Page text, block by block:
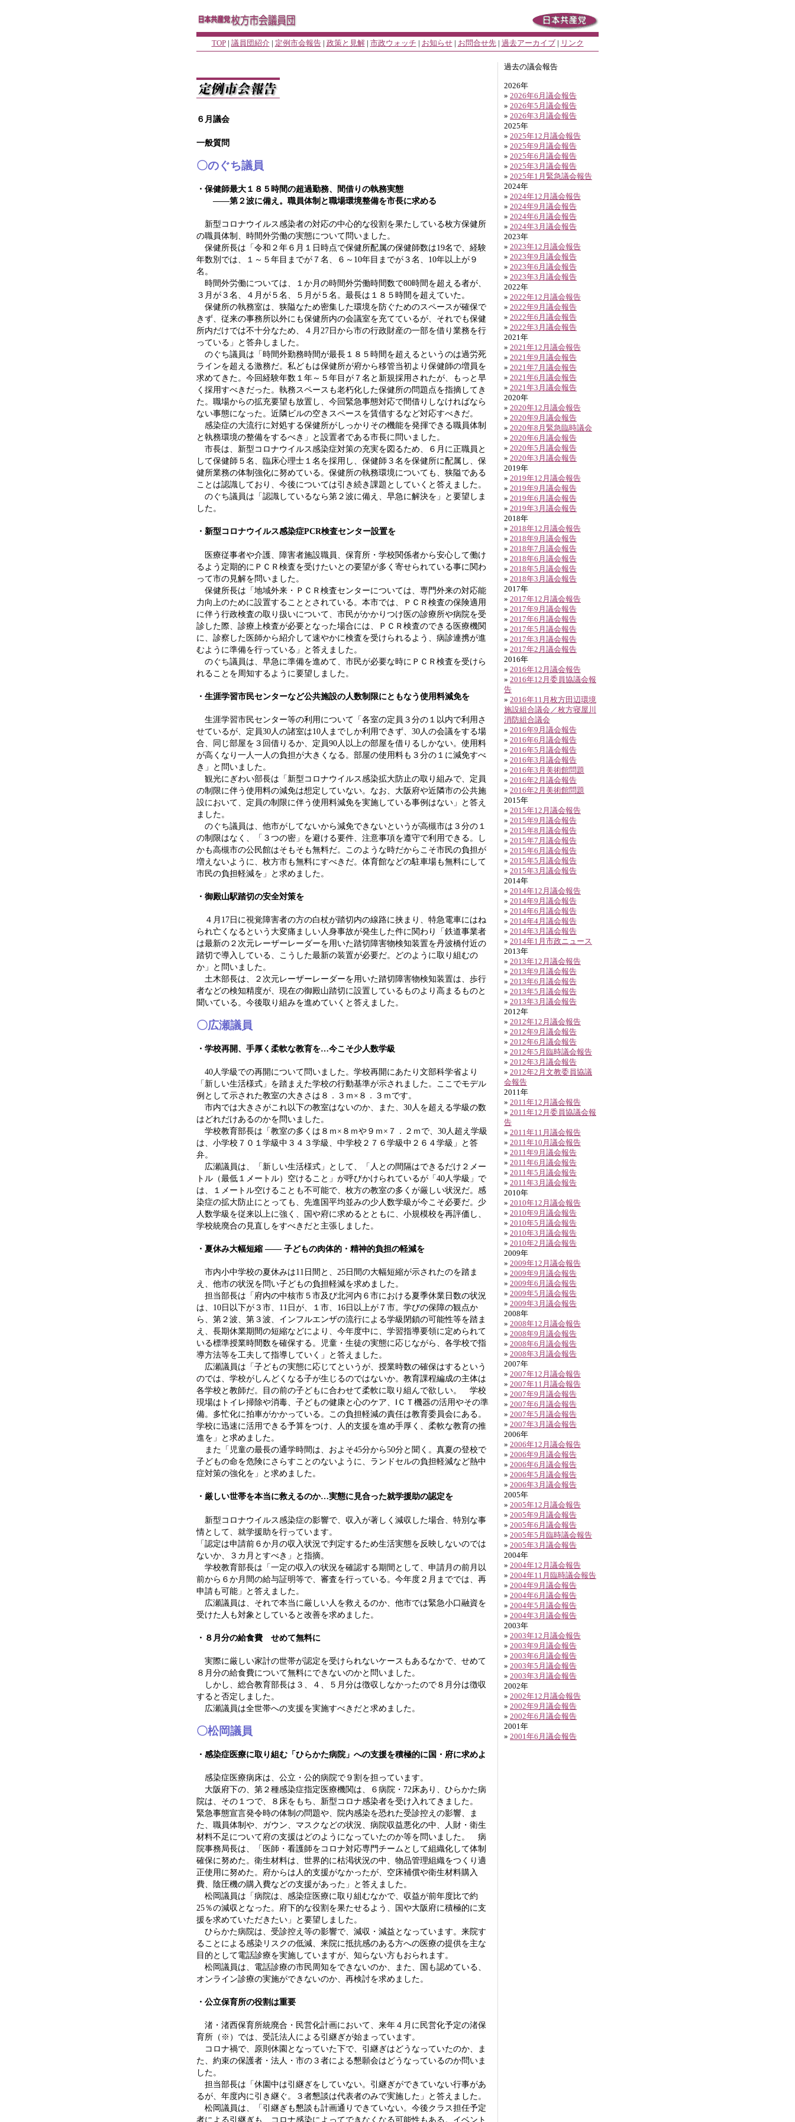
TOP| 議員団紹介| 定例市会報告| 政策と見解| 市政ウォッチ | お知らせ| お問合せ先| 過去アーカイブ| リンク
６月議会
一般質問
〇のぐち議員
・保健師最大１８５時間の超過勤務、間借りの執務実態
――第２波に備え。職員体制と職場環境整備を市長に求める
新型コロナウイルス感染者の対応の中心的な役割を果たしている枚方保健所
の職員体制、時間外労働の実態について問いました。
保健所長は「令和２年６月１日時点で保健所配属の保健師数は19名で、経験
年数別では、１～５年目までが７名、６～10年目までが３名、10年以上が９
名。
時間外労働については、１か月の時間外労働時間数で80時間を超える者が、
３月が３名、４月が５名、５月が５名。最長は１８５時間を超えていた。
保健所の執務室は、狭隘なため密集した環境を防ぐためのスペースが確保で
きず、従来の事務所以外にも保健所内の会議室を充てているが、それでも保健
所内だけでは不十分なため、４月27日から市の行政財産の一部を借り業務を行
っている」と答弁しました。
のぐち議員は「時間外勤務時間が最長１８５時間を超えるというのは過労死
ラインを超える激務だ。私どもは保健所が府から移管当初より保健師の増員を
求めてきた。今回経験年数１年～５年目が７名と新規採用されたが、もっと早
く採用すべきだった。執務スペースも老朽化した保健所の問題点を指摘してき
た。職場からの拡充要望も放置し、今回緊急事態対応で間借りしなければなら
ない事態になった。近隣ビルの空きスペースを賃借するなど対応すべきだ。
感染症の大流行に対処する保健所がしっかりその機能を発揮できる職員体制
と執務環境の整備をするべき」と設置者である市長に問いました。
市長は、新型コロナウイルス感染症対策の充実を図るため、６月に正職員と
して保健師５名、臨床心理士１名を採用し、保健師３名を保健所に配属し、保
健所業務の体制強化に努めている。保健所の執務環境についても、狭隘である
ことは認識しており、今後については引き続き課題としていくと答えました。
のぐち議員は「認識しているなら第２波に備え、早急に解決を」と要望しま
した。
・新型コロナウイルス感染症PCR検査センター設置を
医療従事者や介護、障害者施設職員、保育所・学校関係者から安心して働け
るよう定期的にＰＣＲ検査を受けたいとの要望が多く寄せられている事に関わ
って市の見解を問いました。
保健所長は「地域外来・ＰＣＲ検査センターについては、専門外来の対応能
力向上のために設置することとされている。本市では、ＰＣＲ検査の保険適用
に伴う行政検査の取り扱いについて、市民がかかりつけ医の診療所や病院を受
診した際、診療上検査が必要となった場合には、ＰＣＲ検査のできる医療機関
に、診察した医師から紹介して速やかに検査を受けられるよう、病診連携が進
むように準備を行っている」と答えました。
のぐち議員は、早急に準備を進めて、市民が必要な時にＰＣＲ検査を受けら
れることを周知するように要望しました。
・生涯学習市民センターなど公共施設の人数制限にともなう使用料減免を
生涯学習市民センター等の利用について「各室の定員３分の１以内で利用さ
せているが、定員30人の諸室は10人までしか利用できず、30人の会議をする場
合、同じ部屋を３回借りるか、定員90人以上の部屋を借りるしかない。使用料
が高くなり一人一人の負担が大きくなる。部屋の使用料も３分の１に減免すべ
き」と問いました。
観光にぎわい部長は「新型コロナウイルス感染拡大防止の取り組みで、定員
の制限に伴う使用料の減免は想定していない。なお、大阪府や近隣市の公共施
設において、定員の制限に伴う使用料減免を実施している事例はない」と答え
ました。
のぐち議員は、他市がしてないから減免できないというが高槻市は３分の１
の制限はなく、「３つの密」を避ける要件、注意事項を遵守で利用できる。し
かも高槻市の公民館はそもそも無料だ。このような時だからこそ市民の負担が
増えないように、枚方市も無料にすべきだ。体育館などの駐車場も無料にして
市民の負担軽減を」と求めました。
・御殿山駅踏切の安全対策を
４月17日に視覚障害者の方の白杖が踏切内の線路に挟まり、特急電車にはね
られ亡くなるという大変痛ましい人身事故が発生した件に関わり「鉄道事業者
は最新の２次元レーザーレーダーを用いた踏切障害物検知装置を丹波橋付近の
踏切で導入している、こうした最新の装置が必要だ。どのように取り組むの
か」と問いました。
土木部長は、２次元レーザーレーダーを用いた踏切障害物検知装置は、歩行
者などの検知精度が、現在の御殿山踏切に設置しているものより高まるものと
聞いている。今後取り組みを進めていくと答えました。
〇広瀬議員
・学校再開、手厚く柔軟な教育を…今こそ少人数学級
40人学級での再開について問いました。学校再開にあたり文部科学省より
「新しい生活様式」を踏まえた学校の行動基準が示されました。ここでモデル
例として示された教室の大きさは８．３ｍ×８．３ｍです。
市内では大きさがこれ以下の教室はないのか、また、30人を超える学級の数
はどれだけあるのかを問いました。
学校教育部長は「教室の多くは８ｍ×８ｍや９ｍ×７．２ｍで、30人超え学級
は、小学校７０１学級中３４３学級、中学校２７６学級中２６４学級」と答
弁。
広瀬議員は、「新しい生活様式」として、「人との間隔はできるだけ２メー
トル（最低１メートル）空けること」が呼びかけられているが「40人学級」で
は、１メートル空けることも不可能で、枚方の教室の多くが厳しい状況だ。感
染症の拡大防止にとっても、先進国平均並みの少人数学級が今こそ必要だ。少
人数学級を従来以上に強く、国や府に求めるとともに、小規模校を再評価し、
学校統廃合の見直しをすべきだと主張しました。
・夏休み大幅短縮 ―― 子どもの肉体的・精神的負担の軽減を
市内小中学校の夏休みは11日間と、25日間の大幅短縮が示されたのを踏ま
え、他市の状況を問い子どもの負担軽減を求めました。
担当部長は「府内の中核市５市及び北河内６市における夏季休業日数の状況
は、10日以下が３市、11日が、１市、16日以上が７市。学びの保障の観点か
ら、第２波、第３波、インフルエンザの流行による学級閉鎖の可能性等を踏ま
え、長期休業期間の短縮などにより、今年度中に、学習指導要領に定められて
いる標準授業時間数を確保する。児童・生徒の実態に応じながら、各学校で指
導方法等を工夫して指導していく」と答えました。
広瀬議員は「子どもの実態に応じてというが、授業時数の確保はするという
のでは、学校がしんどくなる子が生じるのではないか。教育課程編成の主体は
各学校と教師だ。目の前の子どもに合わせて柔軟に取り組んで欲しい。 学校
現場はトイレ掃除や消毒、子どもの健康と心のケア、ⅠＣＴ機器の活用やその準
備。多忙化に拍車がかかっている。この負担軽減の責任は教育委員会にある。
学校に迅速に活用できる予算をつけ、人的支援を進め手厚く、柔軟な教育の推
進を」と求めました。
また「児童の最長の通学時間は、およそ45分から50分と聞く。真夏の登校で
子どもの命を危険にさらすことのないように、ランドセルの負担軽減など熱中
症対策の強化を」と求めました。
・厳しい世帯を本当に救えるのか…実態に見合った就学援助の認定を
新型コロナウイルス感染症の影響で、収入が著しく減収した場合、特別な事
情として、就学援助を行っています。
「認定は申請前６か月の収入状況で判定するため生活実態を反映しないのでは
ないか、３カ月とすべき」と指摘。
学校教育部長は「一定の収入の状況を確認する期間として、申請月の前月以
前から６か月間の給与証明等で、審査を行っている。今年度２月まででは、再
申請も可能」と答えました。
広瀬議員は、それで本当に厳しい人を救えるのか、他市では緊急小口融資を
受けた人も対象としていると改善を求めました。
・８月分の給食費 せめて無料に
実際に厳しい家計の世帯が認定を受けられないケースもあるなかで、せめて
８月分の給食費について無料にできないのかと問いました。
しかし、総合教育部長は３、４、５月分は徴収しなかったので８月分は徴収
すると否定しました。
広瀬議員は全世帯への支援を実施すべきだと求めました。
〇松岡議員
・感染症医療に取り組む「ひらかた病院」への支援を積極的に国・府に求めよ
感染症医療病床は、公立・公的病院で９割を担っています。
大阪府下の、第２種感染症指定医療機関は、６病院・72床あり、ひらかた病
院は、その１つで、８床をもち、新型コロナ感染者を受け入れてきました。
緊急事態宣言発令時の体制の問題や、院内感染を恐れた受診控えの影響、ま
た、職員体制や、ガウン、マスクなどの状況、病院収益悪化の中、人財・衛生
材料不足について府の支援はどのようになっていたのか等を問いました。 病
院事務局長は、「医師・看護師をコロナ対応専門チームとして組織化して体制
確保に努めた。衛生材料は、世界的に枯渇状況の中、物品管理組織をつくり適
正使用に努めた。府からは人的支援がなかったが、空床補償や衛生材料購入
費、陰圧機の購入費などの支援があった」と答えました。
松岡議員は「病院は、感染症医療に取り組むなかで、収益が前年度比で約
25％の減収となった。府下的な役割を果たせるよう、国や大阪府に積極的に支
援を求めていただきたい」と要望しました。
ひらかた病院は、受診控え等の影響で、減収・減益となっています。来院す
ることによる感染リスクの低減、来院に抵抗感のある方への医療の提供を主な
目的として電話診療を実施していますが、知らない方もおられます。
松岡議員は、電話診療の市民周知をできないのか、また、国も認めている、
オンライン診療の実施ができないのか、再検討を求めました。
・公立保育所の役割は重要
渚・渚西保育所統廃合・民営化計画において、来年４月に民営化予定の渚保
育所（※）では、受託法人による引継ぎが始まっています。
コロナ禍で、原則休園となっていた下で、引継ぎはどうなっていたのか、ま
た、約束の保護者・法人・市の３者による懇願会はどうなっているのか問いま
した。
担当部長は「休園中は引継ぎをしていない。引継ぎができていない行事があ
るが、年度内に引き継ぐ。３者懇談は代表者のみで実施した」と答えました。
松岡議員は、「引継ぎも懇談も計画通りできていない。今後クラス担任予定
者による引継ぎも、コロナ感染によってできなくなる可能性もある。イベント
過去の議会報告
2026年
» 2026年6月議会報告
» 2026年5月議会報告
» 2026年3月議会報告
2025年
» 2025年12月議会報告
» 2025年9月議会報告
» 2025年6月議会報告
» 2025年3月議会報告
» 2025年1月緊急議会報告
2024年
» 2024年12月議会報告
» 2024年9月議会報告
» 2024年6月議会報告
» 2024年3月議会報告
2023年
» 2023年12月議会報告
» 2023年9月議会報告
» 2023年6月議会報告
» 2023年3月議会報告
2022年
» 2022年12月議会報告
» 2022年9月議会報告
» 2022年6月議会報告
» 2022年3月議会報告
2021年
» 2021年12月議会報告
» 2021年9月議会報告
» 2021年7月議会報告
» 2021年6月議会報告
» 2021年3月議会報告
2020年
» 2020年12月議会報告
» 2020年9月議会報告
» 2020年8月緊急臨時議会
» 2020年6月議会報告
» 2020年5月議会報告
» 2020年3月議会報告
2019年
» 2019年12月議会報告
» 2019年9月議会報告
» 2019年6月議会報告
» 2019年3月議会報告
2018年
» 2018年12月議会報告
» 2018年9月議会報告
» 2018年7月議会報告
» 2018年6月議会報告
» 2018年5月議会報告
» 2018年3月議会報告
2017年
» 2017年12月議会報告
» 2017年9月議会報告
» 2017年6月議会報告
» 2017年5月議会報告
» 2017年3月議会報告
» 2017年2月議会報告
2016年
» 2016年12月議会報告
» 2016年12月委員協議会報
告
» 2016年11月枚方田辺環境
施設組合議会／枚方寝屋川
消防組合議会
» 2016年9月議会報告
» 2016年6月議会報告
» 2016年5月議会報告
» 2016年3月議会報告
» 2016年3月美術館問題
» 2016年2月議会報告
» 2016年2月美術館問題
2015年
» 2015年12月議会報告
» 2015年9月議会報告
» 2015年8月議会報告
» 2015年7月議会報告
» 2015年6月議会報告
» 2015年5月議会報告
» 2015年3月議会報告
2014年
» 2014年12月議会報告
» 2014年9月議会報告
» 2014年6月議会報告
» 2014年4月議会報告
» 2014年3月議会報告
» 2014年1月市政ニュース
2013年
» 2013年12月議会報告
» 2013年9月議会報告
» 2013年6月議会報告
» 2013年5月議会報告
» 2013年3月議会報告
2012年
» 2012年12月議会報告
» 2012年9月議会報告
» 2012年6月議会報告
» 2012年5月臨時議会報告
» 2012年3月議会報告
» 2012年2月文教委員協議
会報告
2011年
» 2011年12月議会報告
» 2011年12月委員協議会報
告
» 2011年11月議会報告
» 2011年10月議会報告
» 2011年9月議会報告
» 2011年6月議会報告
» 2011年5月議会報告
» 2011年3月議会報告
2010年
» 2010年12月議会報告
» 2010年9月議会報告
» 2010年5月議会報告
» 2010年3月議会報告
» 2010年2月議会報告
2009年
» 2009年12月議会報告
» 2009年9月議会報告
» 2009年6月議会報告
» 2009年5月議会報告
» 2009年3月議会報告
2008年
» 2008年12月議会報告
» 2008年9月議会報告
» 2008年6月議会報告
» 2008年3月議会報告
2007年
» 2007年12月議会報告
» 2007年11月議会報告
» 2007年9月議会報告
» 2007年6月議会報告
» 2007年5月議会報告
» 2007年3月議会報告
2006年
» 2006年12月議会報告
» 2006年9月議会報告
» 2006年6月議会報告
» 2006年5月議会報告
» 2006年3月議会報告
2005年
» 2005年12月議会報告
» 2005年9月議会報告
» 2005年6月議会報告
» 2005年5月臨時議会報告
» 2005年3月議会報告
2004年
» 2004年12月議会報告
» 2004年11月臨時議会報告
» 2004年9月議会報告
» 2004年6月議会報告
» 2004年5月議会報告
» 2004年3月議会報告
2003年
» 2003年12月議会報告
» 2003年9月議会報告
» 2003年6月議会報告
» 2003年5月議会報告
» 2003年3月議会報告
2002年
» 2002年12月議会報告
» 2002年9月議会報告
» 2002年6月議会報告
2001年
» 2001年6月議会報告